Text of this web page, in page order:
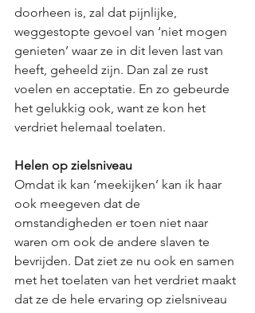
doorheen is, zal dat pijnlijke,
weggestopte gevoel van ‘niet mogen
genieten’ waar ze in dit leven last van
heeft, geheeld zijn. Dan zal ze rust
voelen en acceptatie. En zo gebeurde
het gelukkig ook, want ze kon het
verdriet helemaal toelaten.
Helen op zielsniveau
Omdat ik kan ‘meekijken’ kan ik haar
ook meegeven dat de
omstandigheden er toen niet naar
waren om ook de andere slaven te
bevrijden. Dat ziet ze nu ook en samen
met het toelaten van het verdriet maakt
dat ze de hele ervaring op zielsniveau